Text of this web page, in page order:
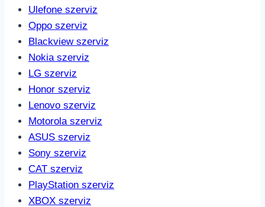
Ulefone szerviz
Oppo szerviz
Blackview szerviz
Nokia szerviz
LG szerviz
Honor szerviz
Lenovo szerviz
Motorola szerviz
ASUS szerviz
Sony szerviz
CAT szerviz
PlayStation szerviz
XBOX szerviz